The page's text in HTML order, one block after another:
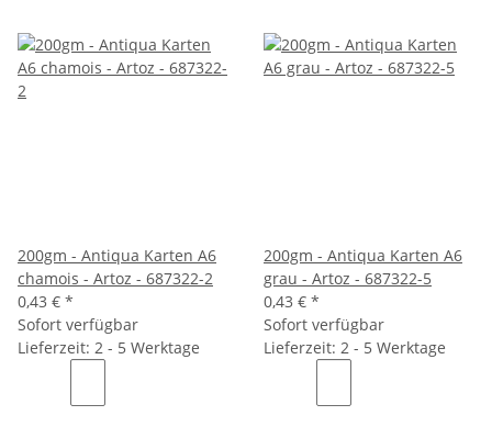
200gm - Antiqua Karten A6
chamois - Artoz - 687322-2
0,43 € *
Sofort verfügbar
Lieferzeit: 2 - 5 Werktage
200gm - Antiqua Karten A6
grau - Artoz - 687322-5
0,43 € *
Sofort verfügbar
Lieferzeit: 2 - 5 Werktage